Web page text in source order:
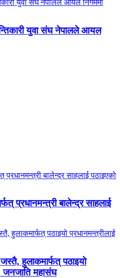
युवा संघ नेपालले आयल
प्रधानमन्त्री बालेन्द्र साहलाई
हुलाकमार्फत् पठाइयो
जनजाति महासंघ